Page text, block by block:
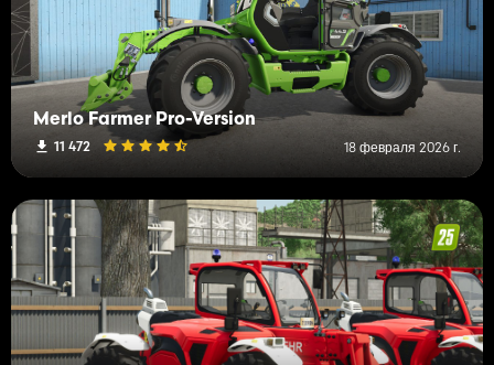
Merlo Farmer Pro-Version
11 472 18 февраля 2026 г.